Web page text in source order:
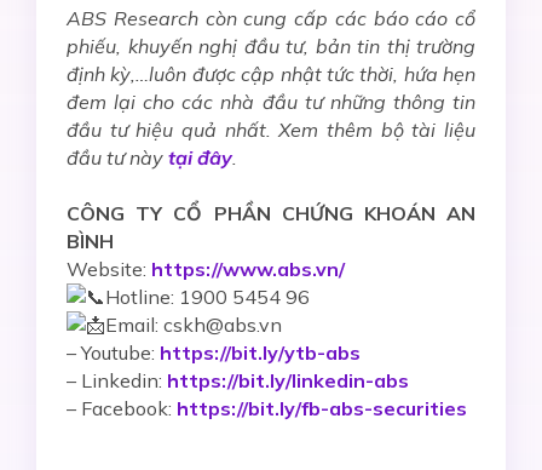
ABS Research còn cung cấp các báo cáo cổ
phiếu, khuyến nghị đầu tư, bản tin thị trường
định kỳ,…luôn được cập nhật tức thời, hứa hẹn
đem lại cho các nhà đầu tư những thông tin
đầu tư hiệu quả nhất. Xem thêm bộ tài liệu
đầu tư này tại đây.
CÔNG TY CỔ PHẦN CHỨNG KHOÁN AN
BÌNH
Website: https://www.abs.vn/
Hotline: 1900 5454 96
Email: cskh@abs.vn
–Youtube: https://bit.ly/ytb-abs
– Linkedin: https://bit.ly/linkedin-abs
– Facebook: https://bit.ly/fb-abs-securities